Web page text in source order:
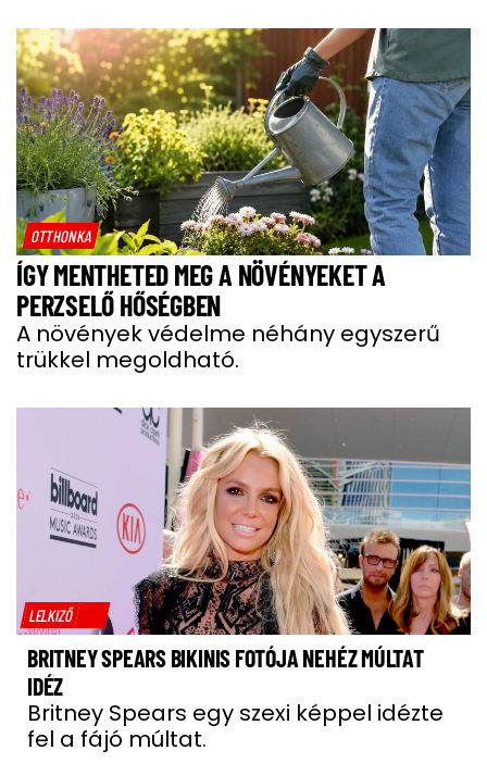
OTTHONKA
ÍGY MENTHETED MEG A NÖVÉNYEKET A
PERZSELŐ HŐSÉGBEN
A növények védelme néhány egyszerű
trükkel megoldható.
LELKIZŐ
BRITNEY SPEARS BIKINIS FOTÓJA NEHÉZ MÚLTAT
IDÉZ
Britney Spears egy szexi képpel idézte
fel a fájó múltat.